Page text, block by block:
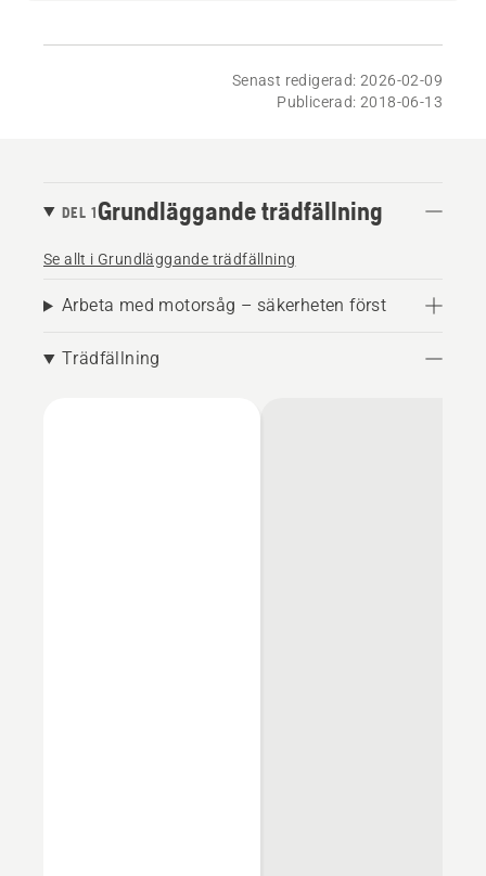
Senast redigerad: 2026-02-09
Publicerad: 2018-06-13
DEL 1Grundläggande trädfällning
Se allt i Grundläggande trädfällning
Arbeta med motorsåg – säkerheten först
Trädfällning